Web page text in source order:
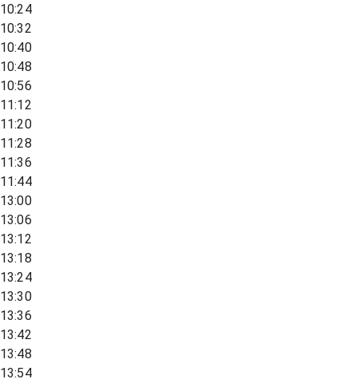
10:24
10:32
10:40
10:48
10:56
11:12
11:20
11:28
11:36
11:44
13:00
13:06
13:12
13:18
13:24
13:30
13:36
13:42
13:48
13:54